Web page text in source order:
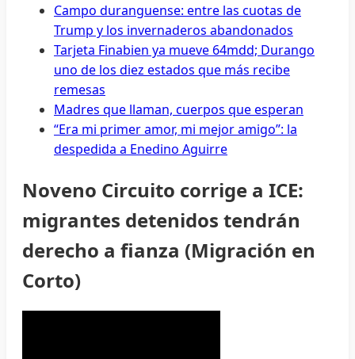
Campo duranguense: entre las cuotas de
Trump y los invernaderos abandonados
Tarjeta Finabien ya mueve 64mdd; Durango
uno de los diez estados que más recibe
remesas
Madres que llaman, cuerpos que esperan
“Era mi primer amor, mi mejor amigo”: la
despedida a Enedino Aguirre
Noveno Circuito corrige a ICE:
migrantes detenidos tendrán
derecho a fianza (Migración en
Corto)